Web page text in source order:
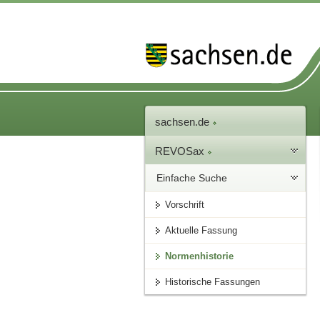
sachsen.de
REVOSax
Einfache Suche
Vorschrift
Aktuelle Fassung
Normenhistorie
Historische Fassungen